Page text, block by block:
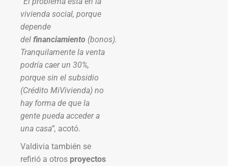
vivienda social, porque
depende
del financiamiento (bonos).
Tranquilamente la venta
podría caer un 30%,
porque sin el subsidio
(Crédito MiVivienda) no
hay forma de que la
gente pueda acceder a
una casa”, acotó.
Valdivia también se
refirió a otros proyectos